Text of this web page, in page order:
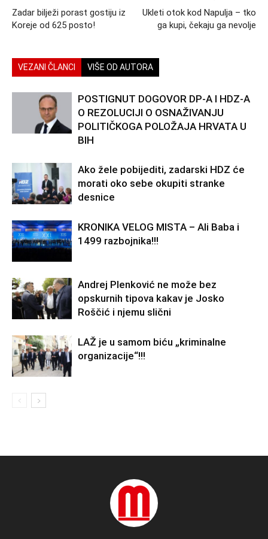
Zadar bilježi porast gostiju iz
Koreje od 625 posto!
Ukleti otok kod Napulja – tko
ga kupi, čekaju ga nevolje
VEZANI ČLANCI VIŠE OD AUTORA
POSTIGNUT DOGOVOR DP-A I HDZ-A
O REZOLUCIJI O OSNAŽIVANJU
POLITIČKOGA POLOŽAJA HRVATA U
BIH
Ako žele pobijediti, zadarski HDZ će
morati oko sebe okupiti stranke
desnice
KRONIKA VELOG MISTA – Ali Baba i
1499 razbojnika!!!
Andrej Plenković ne može bez
opskurnih tipova kakav je Josko
Roščić i njemu slični
LAŽ je u samom biću „kriminalne
organizacije“!!!